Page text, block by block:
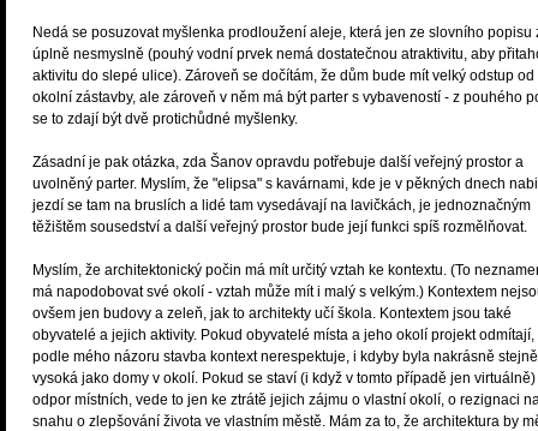
Nedá se posuzovat myšlenka prodloužení aleje, která jen ze slovního popisu
úplně nesmyslně (pouhý vodní prvek nemá dostatečnou atraktivitu, aby
aktivitu do slepé ulice). Zároveň se dočítám, že dům bude mít velký odstup od
okolní zástavby, ale zároveň v něm má být parter s vybaveností - z pouhého
se to zdají být dvě protichůdné myšlenky.
Zásadní je pak otázka, zda Šanov opravdu potřebuje další veřejný prostor a
uvolněný parter. Myslím, že "elipsa" s kavárnami, kde je v pěkných dnech
jezdí se tam na bruslích a lidé tam vysedávají na lavičkách, je jednoznačným
těžištěm sousedství a další veřejný prostor bude její funkci spíš rozmělňovat.
Myslím, že architektonický počin má mít určitý vztah ke kontextu. (To
má napodobovat své okolí - vztah může mít i malý s velkým.) Kontextem
ovšem jen budovy a zeleň, jak to architekty učí škola. Kontextem jsou také
obyvatelé a jejich aktivity. Pokud obyvatelé místa a jeho okolí projekt odmítají,
podle mého názoru stavba kontext nerespektuje, i kdyby byla nakrásně stejně
vysoká jako domy v okolí. Pokud se staví (i když v tomto případě jen
odpor místních, vede to jen ke ztrátě jejich zájmu o vlastní okolí, o rezignaci
snahu o zlepšování života ve vlastním městě. Mám za to, že architektura by